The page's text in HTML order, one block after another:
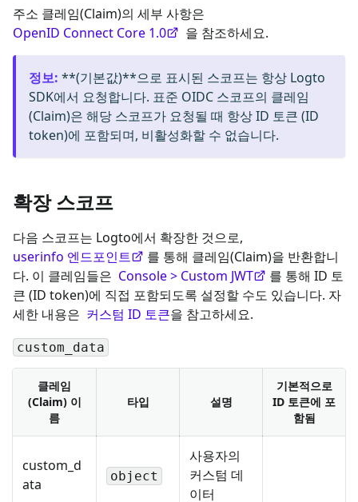
주소 클레임(Claim)의 세부 사항은
OpenID Connect Core 1.0
을 참조하세요.
정보: **(기본값)**으로 표시된 스코프는 항상 Logto
SDK에서 요청합니다. 표준 OIDC 스코프의 클레임
(Claim)은 해당 스코프가 요청될 때 항상 ID 토큰 (ID
token)에 포함되며, 비활성화할 수 없습니다.
확장 스코프
다음 스코프는 Logto에서 확장한 것으로,
userinfo 엔드포인트
를 통해 클레임(Claim)을 반환합니
다. 이 클레임들은 Console > Custom JWT
를 통해 ID 토
큰 (ID token)에 직접 포함되도록 설정할 수도 있습니다. 자
세한 내용은 커스텀 ID 토큰을 참고하세요.
custom_data
클레임
(Claim) 이
름
타입 설명
기본적으로
ID 토큰에 포
함됨
custom_d
ata
object
사용자의
커스텀 데
이터